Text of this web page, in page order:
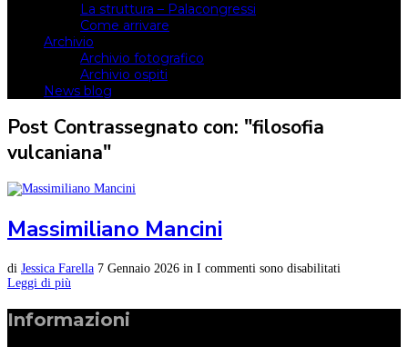
La struttura – Palacongressi
Come arrivare
Archivio
Archivio fotografico
Archivio ospiti
News blog
Post Contrassegnato con: "filosofia
vulcaniana"
Massimiliano Mancini
di Jessica Farella 7 Gennaio 2026 in I commenti sono disabilitati
Leggi di più
Informazioni